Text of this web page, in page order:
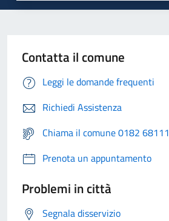
Contatta il comune
Leggi le domande frequenti
Richiedi Assistenza
Chiama il comune 0182 68111
Prenota un appuntamento
Problemi in città
Segnala disservizio